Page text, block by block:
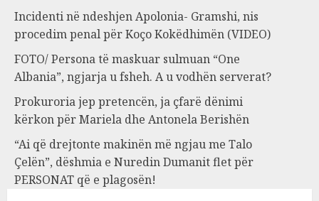
Incidenti në ndeshjen Apolonia- Gramshi, nis
procedim penal për Koço Kokëdhimën (VIDEO)
FOTO/ Persona të maskuar sulmuan “One
Albania”, ngjarja u fsheh. A u vodhën serverat?
Prokuroria jep pretencën, ja çfarë dënimi
kërkon për Mariela dhe Antonela Berishën
“Ai që drejtonte makinën më ngjau me Talo
Çelën”, dëshmia e Nuredin Dumanit flet për
PERSONAT që e plagosën!